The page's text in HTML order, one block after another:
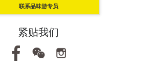
联系品味游专员
紧贴我们